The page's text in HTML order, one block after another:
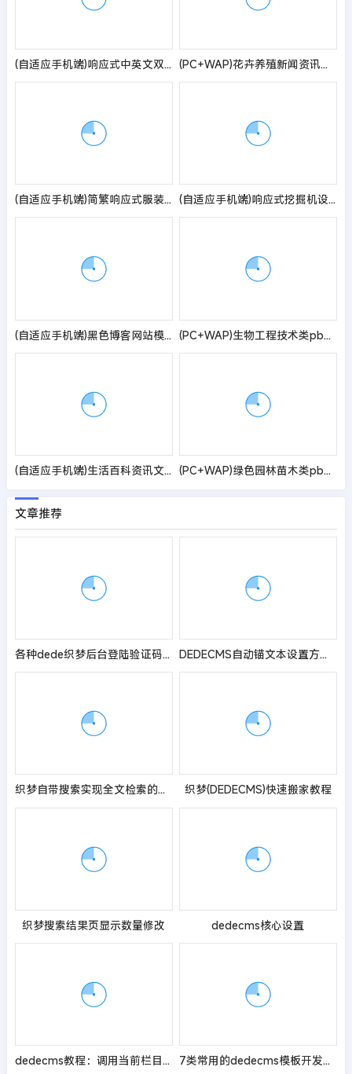
(自适应手机端)响应式中英文双语灯饰灯具外贸网站pbootcms模板 LED照明灯具网站源码 (PC+WAP)花卉养殖新闻资讯类pbootcms模板 绿色花草植物网站源码
(自适应手机端)简繁响应式服装服饰pbootcms网站模板 西装工装校服定制网站源码 (自适应手机端)响应式挖掘机设备pbootcms网站模板 黄色大型采矿设备网站源码
(自适应手机端)黑色博客网站模板 IT科技新闻资讯网站源码 (PC+WAP)生物工程技术类pbootcms网站模板 健康管理药品药业网站源码
(自适应手机端)生活百科资讯文章博客类网站pbootcms模板 绿色新闻博客网站源码 (PC+WAP)绿色园林苗木类pbootcms网站模板 农林种植树苗网站源码
文章推荐
各种dede织梦后台登陆验证码错误或不显示解决方法汇总 DEDECMS自动锚文本设置方法、教程、详解
织梦自带搜索实现全文检索的方法 织梦(DEDECMS)快速搬家教程
织梦搜索结果页显示数量修改 dedecms核心设置
dedecms教程：调用当前栏目链接的方法 7类常用的dedecms模板开发标签